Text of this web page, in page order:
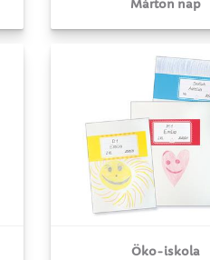
Márton nap
Öko-iskola